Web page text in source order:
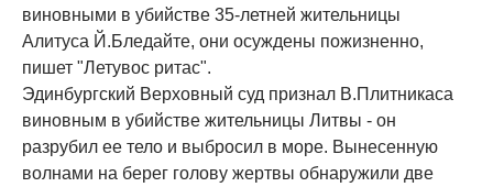
виновными в убийстве 35-летней жительницы
Алитуса Й.Бледайте, они осуждены пожизненно,
пишет "Летувос ритас".
Эдинбургский Верховный суд признал В.Плитникаса
виновным в убийстве жительницы Литвы - он
разрубил ее тело и выбросил в море. Вынесенную
волнами на берег голову жертвы обнаружили две